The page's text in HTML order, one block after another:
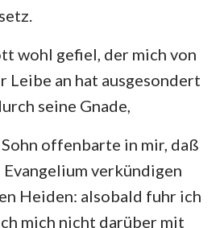
wohl gefiel, der mich von
Leibe an hat ausgesondert
seine Gnade,
offenbarte in mir, daß
verkündigen
Heiden: alsobald fuhr ich
mich nicht darüber mit